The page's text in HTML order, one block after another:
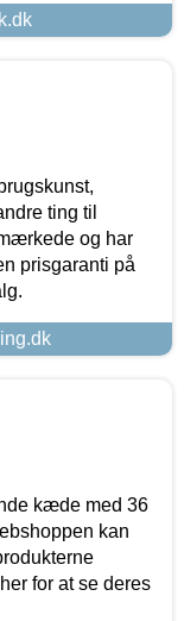
ting til
og har
prisgaranti på
kæde med 36
kan
for at se deres